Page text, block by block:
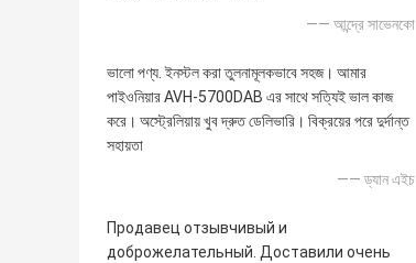
—— আন্দ্রে সাভেনকো
ভালো পণ্য. ইনস্টল করা তুলনামূলকভাবে সহজ। আমার
পাইওনিয়ার AVH-5700DAB এর সাথে সত্যিই ভাল কাজ
করে। অস্ট্রেলিয়ায় খুব দ্রুত ডেলিভারি। বিক্রয়ের পরে দুর্দান্ত
সহায়তা
—— ড্যান এইচ
Продавец отзывчивый и
доброжелательный. Доставили очень